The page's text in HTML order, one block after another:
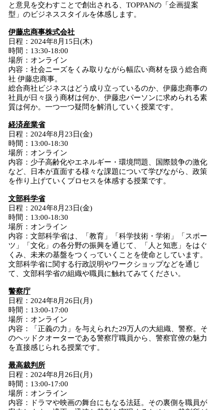
と意見を交わすことで創出される、TOPPANの「企画提案
型」のビジネススタイルを体感します。
伊藤忠商事株式会社
日程：2024年8月15日(木)
時間：13:30-18:00
場所：オンライン
内容：社会ニーズをくみ取りながら幅広い商材を扱う総合商
社 伊藤忠商事。
総合商社ビジネスはどう成り立っているのか、伊藤忠商事の
社員が日々扱う商材は何か、伊藤忠パーソンに求められる素
質は何か。一つ一つ疑問を解消していく授業です。
経済産業省
日程：2024年8月23日(金)
時間：13:00-18:30
場所：オンライン
内容：少子高齢化やエネルギー・環境問題、国際競争の激化
など、日本が直面する様々な課題について学びながら、政策
を作り上げていくプロセスを体感する授業です。
文部科学省
日程：2024年8月23日(金)
時間：13:00-18:30
場所：オンライン
内容：文部科学省は、「教育」「科学技術・学術」「スポー
ツ」「文化」の各分野の振興を通じて、「人と知恵」をはぐ
くみ、未来の基盤をつくっていくことを使命としています。
文部科学省に関する行政説明やワークショップなどを通じ
て、文部科学省の組織や職員に触れてみてください。
警察庁
日程：2024年8月26日(月)
時間：13:00-17:00
場所：オンライン
内容：「正義の力」を与えられた29万人の大組織、警察。そ
のヘッドクオーターである警察庁職員から、警察官僚の魅力
を直接感じられる授業です。
最高裁判所
日程：2024年8月26日(月)
時間：13:00-17:00
場所：オンライン
内容：ドラマや映画の舞台にもなる法廷。その裏側を職員が